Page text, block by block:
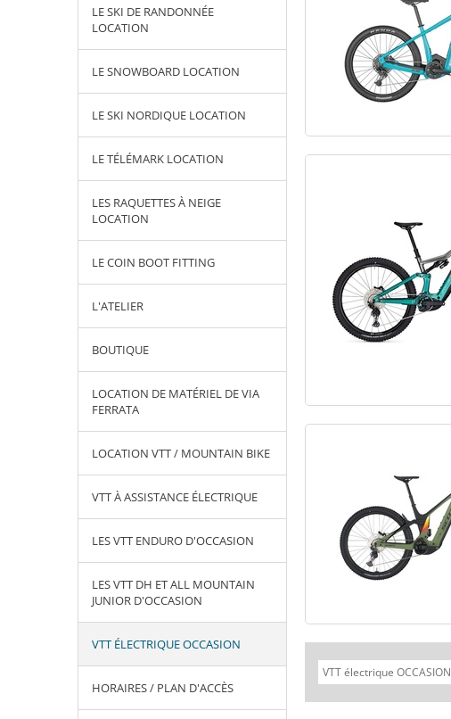
LE SKI DE RANDONNÉE
LOCATION
LE SNOWBOARD LOCATION
LE SKI NORDIQUE LOCATION
LE TÉLÉMARK LOCATION
LES RAQUETTES À NEIGE
LOCATION
LE COIN BOOT FITTING
L'ATELIER
BOUTIQUE
LOCATION DE MATÉRIEL DE VIA
FERRATA
LOCATION VTT / MOUNTAIN BIKE
VTT À ASSISTANCE ÉLECTRIQUE
LES VTT ENDURO D'OCCASION
LES VTT DH ET ALL MOUNTAIN
JUNIOR D'OCCASION
VTT ÉLECTRIQUE OCCASION
HORAIRES / PLAN D'ACCÈS